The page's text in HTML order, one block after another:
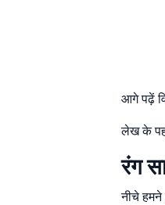
आगे पढ़ें
लेख के
रंग
नीचे